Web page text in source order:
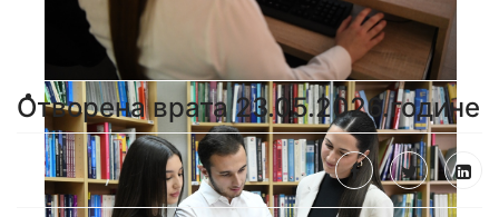
Отворена врата 23.05.2026.године